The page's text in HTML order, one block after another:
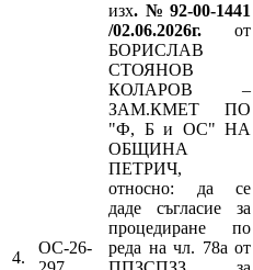
4.
ОС-26-
изх.№92-00-1441
/02.06.2026г. от
БОРИСЛАВ
СТОЯНОВ
КОЛАРОВ –
ЗАМ.КМЕТ ПО
"Ф, Б и ОС" НА
ОБЩИНА
ПЕТРИЧ,
относно: да се
даде съгласие за
процедиране по
реда на чл. 78а от